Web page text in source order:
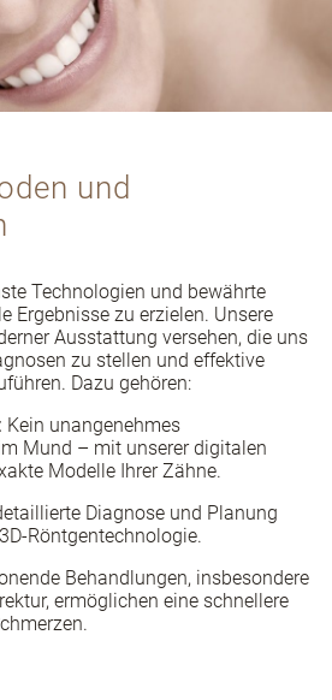
und
Technologien und bewährte
Ergebnisse zu erzielen. Unsere
Ausstattung versehen, die uns
zu stellen und effektive
Dazu gehören:
Kein unangenehmes
Mund – mit unserer digitalen
Modelle Ihrer Zähne.
Diagnose und Planung
Röntgentechnologie.
Behandlungen, insbesondere
ermöglichen eine schnellere